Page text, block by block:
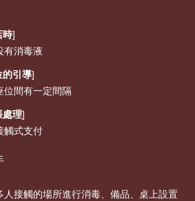
時]
有消毒液
的引導]
位間有一定間隔
處理]
觸式支付
人接觸的場所進行消毒
備品、桌上設置